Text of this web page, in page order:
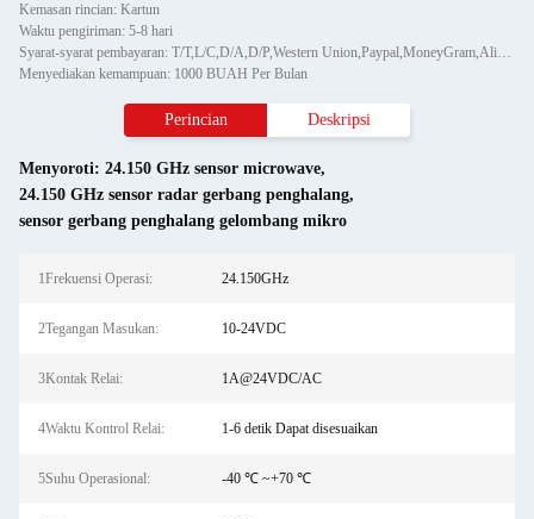
Kemasan rincian: Kartun
Waktu pengiriman: 5-8 hari
Syarat-syarat pembayaran: T/T,L/C,D/A,D/P,Western Union,Paypal,MoneyGram,Alipay
Menyediakan kemampuan: 1000 BUAH Per Bulan
Perincian Deskripsi
Menyoroti: 24.150 GHz sensor microwave,
24.150 GHz sensor radar gerbang penghalang,
sensor gerbang penghalang gelombang mikro
1Frekuensi Operasi: 24.150GHz
2Tegangan Masukan: 10-24VDC
3Kontak Relai: 1A@24VDC/AC
4Waktu Kontrol Relai: 1-6 detik Dapat disesuaikan
5Suhu Operasional: -40 ℃ ~+70 ℃